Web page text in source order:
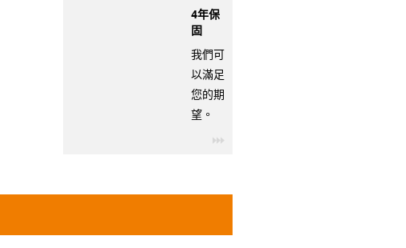
4年保
固
我們可
以滿足
您的期
望。